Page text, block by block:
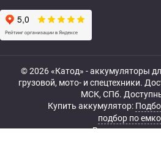
© 2026 «Катод» - аккумуляторы
грузовой, мото- и спецтехники.
МСК, СПб.
Купить аккумулятор:
подбор по
Все права